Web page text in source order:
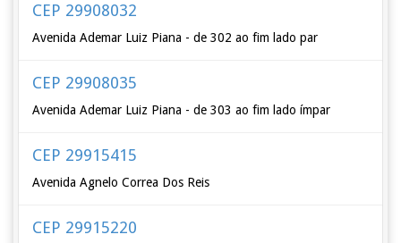
CEP 29908032
Avenida Ademar Luiz Piana - de 302 ao fim lado par
CEP 29908035
Avenida Ademar Luiz Piana - de 303 ao fim lado ímpar
CEP 29915415
Avenida Agnelo Correa Dos Reis
CEP 29915220